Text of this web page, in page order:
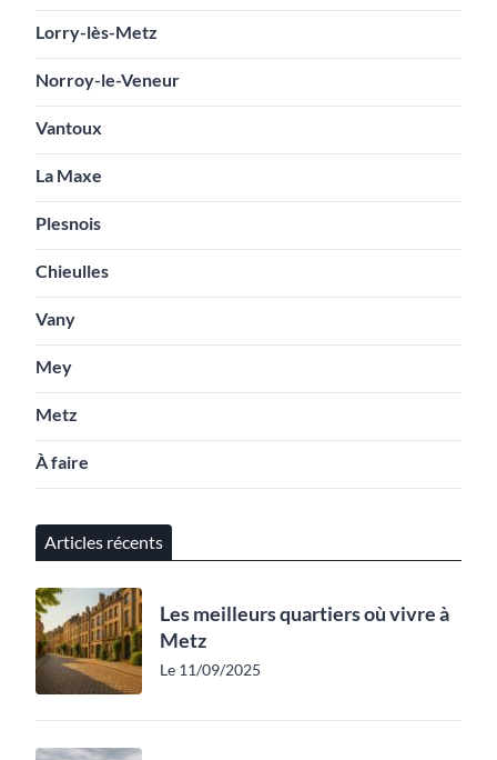
Lorry-lès-Metz
Norroy-le-Veneur
Vantoux
La Maxe
Plesnois
Chieulles
Vany
Mey
Metz
À faire
Articles récents
Les meilleurs quartiers où vivre à
Metz
Le 11/09/2025